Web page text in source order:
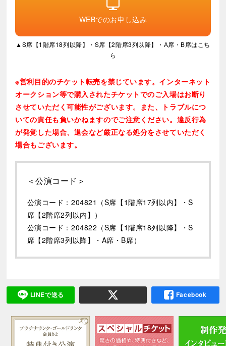
替はいたしかねます。ご了承の上、お申し込みくださ
場をお断りさせていただく場合がございます。
※車椅子でご来場予定のお客様は、
さい。席数に限りがございますので、ご利用いただけ
ない場合もございます。
※最新の情報については公式サイト をご確認くださ
い。
WEBでのお申し込み
▲S席【1階席18列以降】・S席【2階席3列以降】・A席・B席はこち
ら
※営利目的のチケット転売を禁じています。インターネット
オークション等で購入されたチケットでのご入場はお断り
させていただく可能性がございます。また、トラブルにつ
いての責任も負いかねますのでご注意ください。違反行為
が発覚した場合、退会など厳正なる処分をさせていただく
場合もございます。
＜公演コード＞
公演コード：204821（S席【1階席17列以内】・S
席【2階席2列以内】）
公演コード：204822（S席【1階席18列以降】・S
席【2階席3列以降】・A席・B席）
LINEで送る Facebook